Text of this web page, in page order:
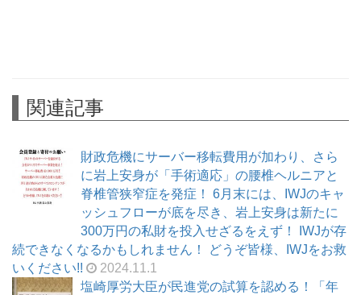
関連記事
財政危機にサーバー移転費用が加わり、さら
に岩上安身が「手術適応」の腰椎ヘルニアと
脊椎管狭窄症を発症！ 6月末には、IWJのキャ
ッシュフローが底を尽き、岩上安身は新たに
300万円の私財を投入せざるをえず！ IWJが存
続できなくなるかもしれません！ どうぞ皆様、IWJをお救
いください!!
2024.11.1
塩崎厚労大臣が民進党の試算を認める！「年